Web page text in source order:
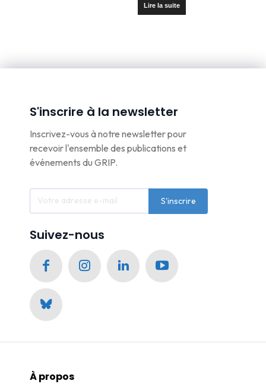
Lire la suite
S'inscrire à la newsletter
Inscrivez-vous à notre newsletter pour
recevoir l'ensemble des publications et
événements du GRIP.
S'inscrire
Suivez-nous
À propos